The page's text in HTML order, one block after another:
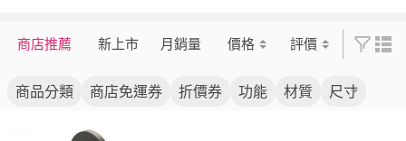
商店推薦 新上市 月銷量 價格 評價
商品分類 商店免運券 折價券 功能 材質 尺寸